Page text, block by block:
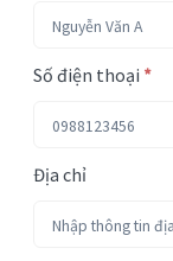
Số điện thoại *
Địa chỉ